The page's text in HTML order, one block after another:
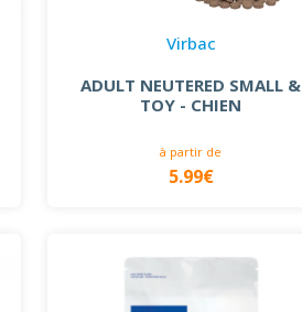
Virbac
ADULT NEUTERED SMALL &
TOY - CHIEN
à partir de
5.99€